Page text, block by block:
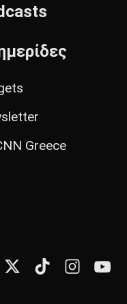
Greece